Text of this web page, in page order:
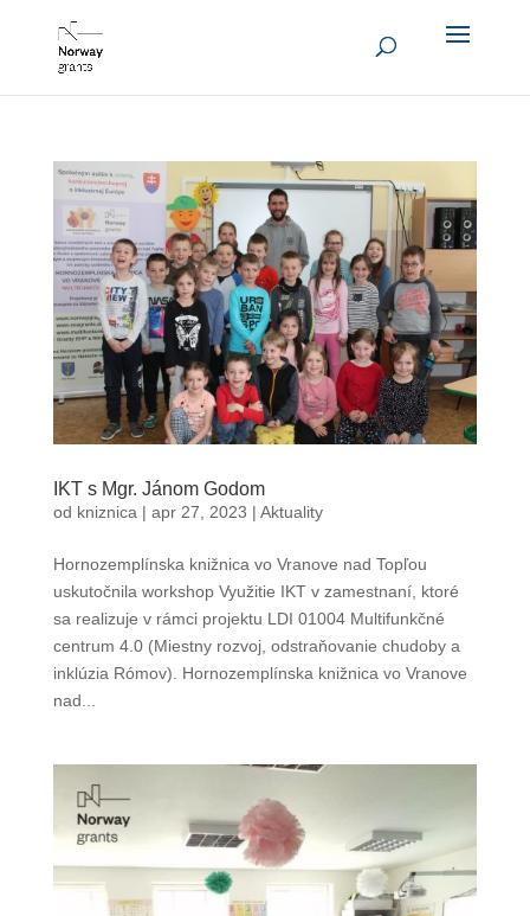
IKT s Mgr. Jánom Godom
od kniznica | apr 27, 2023 | Aktuality
Hornozemplínska knižnica vo Vranove nad Topľou
uskutočnila workshop Využitie IKT v zamestnaní, ktoré
sa realizuje v rámci projektu LDI 01004 Multifunkčné
centrum 4.0 (Miestny rozvoj, odstraňovanie chudoby a
inklúzia Rómov). Hornozemplínska knižnica vo Vranove
nad...